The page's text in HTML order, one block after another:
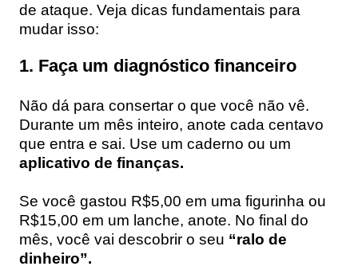
de ataque. Veja dicas fundamentais para
mudar isso:
1. Faça um diagnóstico financeiro
Não dá para consertar o que você não vê.
Durante um mês inteiro, anote cada centavo
que entra e sai. Use um caderno ou um
aplicativo de finanças.
Se você gastou R$5,00 em uma figurinha ou
R$15,00 em um lanche, anote. No final do
mês, você vai descobrir o seu “ralo de
dinheiro”.